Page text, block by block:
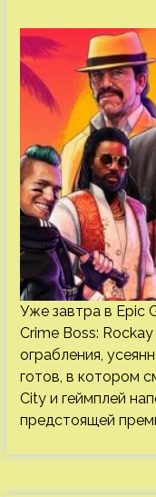
Уже завтра в Epic
Crime Boss:
ограбления,
готов, в котором
City и геймплей
предстоящей